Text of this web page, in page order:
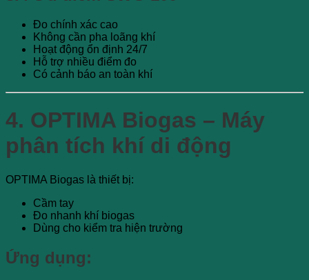
Đo chính xác cao
Không cần pha loãng khí
Hoạt động ổn định 24/7
Hỗ trợ nhiều điểm đo
Có cảnh báo an toàn khí
4. OPTIMA Biogas – Máy
phân tích khí di động
OPTIMA Biogas là thiết bị:
Cầm tay
Đo nhanh khí biogas
Dùng cho kiểm tra hiện trường
Ứng dụng: